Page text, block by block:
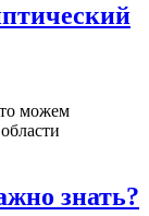
можем
знать?